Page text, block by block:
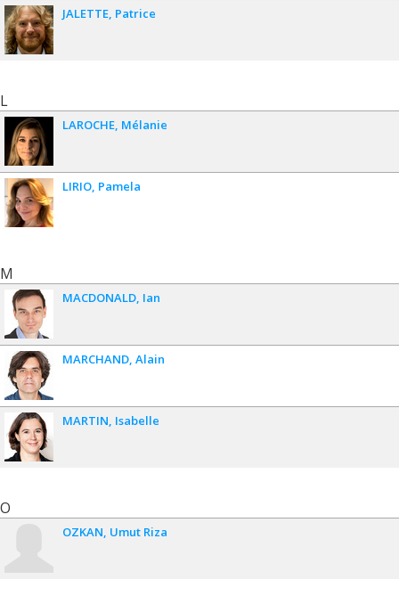
JALETTE Patrice
L
LAROCHE Mélanie
LIRIO Pamela
M
MACDONALD Ian
MARCHAND Alain
MARTIN Isabelle
O
OZKAN Umut Riza